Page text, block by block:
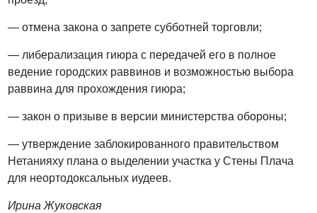
— отмена закона о запрете субботней торговли;
— либерализация гиюра с передачей его в полное
ведение городских раввинов и возможностью выбора
раввина для прохождения гиюра;
— закон о призыве в версии министерства обороны;
— утверждение заблокированного правительством
Нетанияху плана о выделении участка у Стены Плача
для неортодоксальных иудеев.
Ирина Жуковская